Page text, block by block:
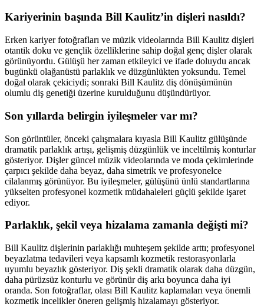
Kariyerinin başında Bill Kaulitz’in dişleri nasıldı?
Erken kariyer fotoğrafları ve müzik videolarında Bill Kaulitz dişleri
otantik doku ve gençlik özelliklerine sahip doğal genç dişler olarak
görünüyordu. Gülüşü her zaman etkileyici ve ifade doluydu ancak
bugünkü olağanüstü parlaklık ve düzgünlükten yoksundu. Temel
doğal olarak çekiciydi; sonraki Bill Kaulitz diş dönüşümünün
olumlu diş genetiği üzerine kurulduğunu düşündürüyor.
Son yıllarda belirgin iyileşmeler var mı?
Son görüntüler, önceki çalışmalara kıyasla Bill Kaulitz gülüşünde
dramatik parlaklık artışı, gelişmiş düzgünlük ve inceltilmiş konturlar
gösteriyor. Dişler güncel müzik videolarında ve moda çekimlerinde
çarpıcı şekilde daha beyaz, daha simetrik ve profesyonelce
cilalanmış görünüyor. Bu iyileşmeler, gülüşünü ünlü standartlarına
yükselten profesyonel kozmetik müdahaleleri güçlü şekilde işaret
ediyor.
Parlaklık, şekil veya hizalama zamanla değişti mi?
Bill Kaulitz dişlerinin parlaklığı muhteşem şekilde arttı; profesyonel
beyazlatma tedavileri veya kapsamlı kozmetik restorasyonlarla
uyumlu beyazlık gösteriyor. Diş şekli dramatik olarak daha düzgün,
daha pürüzsüz konturlu ve görünür diş arkı boyunca daha iyi
oranda. Son fotoğraflar, olası Bill Kaulitz kaplamaları veya önemli
kozmetik incelikler öneren gelişmiş hizalamayı gösteriyor.